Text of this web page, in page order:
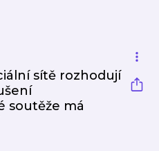
sítě rozhodují
soutěže má